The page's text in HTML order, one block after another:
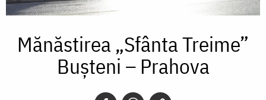
Mănăstirea „Sfânta Treime”
Bușteni – Prahova